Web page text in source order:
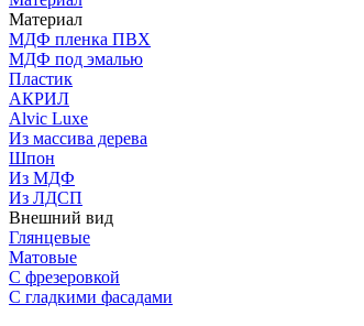
Материал
МДФ пленка ПВХ
МДФ под эмалью
Пластик
АКРИЛ
Alvic Luxe
Из массива дерева
Шпон
Из МДФ
Из ЛДСП
Внешний вид
Глянцевые
Матовые
С фрезеровкой
C гладкими фасадами